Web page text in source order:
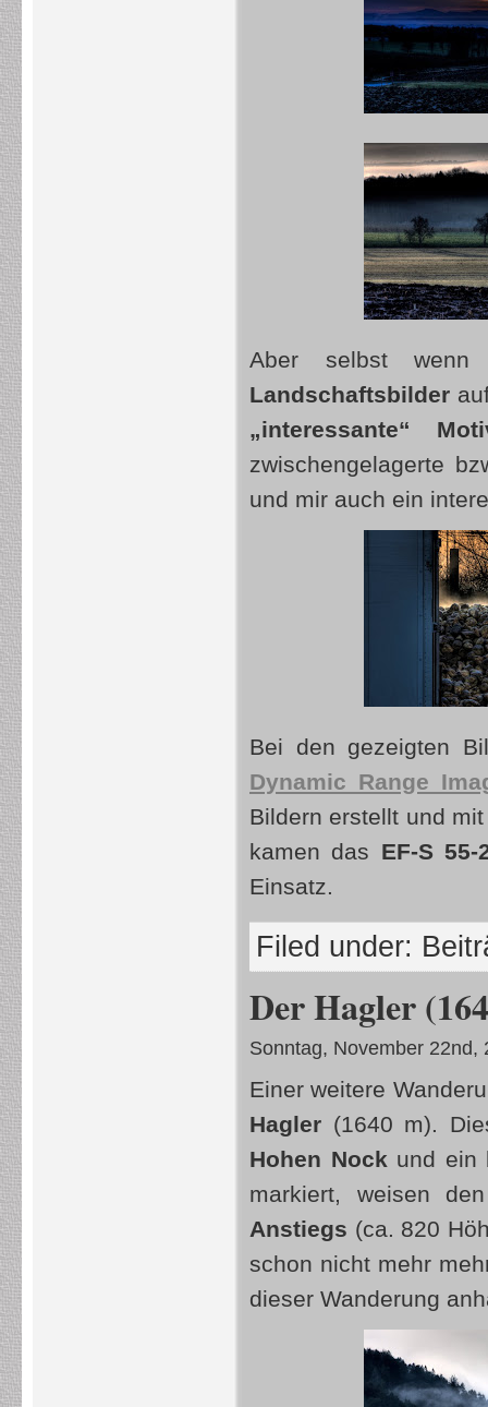
Aber selbst
Landschaftsbilder
„interessante“
zwischengelagerte
und mir auch ein
Bei den gezeigten
Dynamic Range
Bildern erstellt und
kamen das EF-S 55-
Einsatz.
Filed under:
Der Hagler
Sonntag, November 22nd,
Einer weitere
Hagler (1640 m).
Hohen Nockund ein
markiert, weisen
Anstiegs (ca. 820
schon nicht mehr
dieser Wanderung